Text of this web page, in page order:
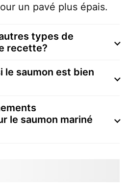
un pavé plus épais.
types de
recette?
le saumon est bien
le saumon mariné